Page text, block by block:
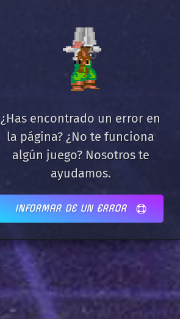
¿Has encontrado un error en
la página? ¿No te funciona
algún juego? Nosotros te
ayudamos.
INFORMAR DE UN ERROR